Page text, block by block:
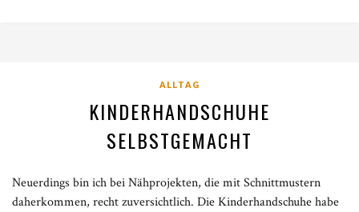
ALLTAG
KINDERHANDSCHUHE
SELBSTGEMACHT
Neuerdings bin ich bei Nähprojekten, die mit Schnittmustern
daherkommen, recht zuversichtlich. Die Kinderhandschuhe habe